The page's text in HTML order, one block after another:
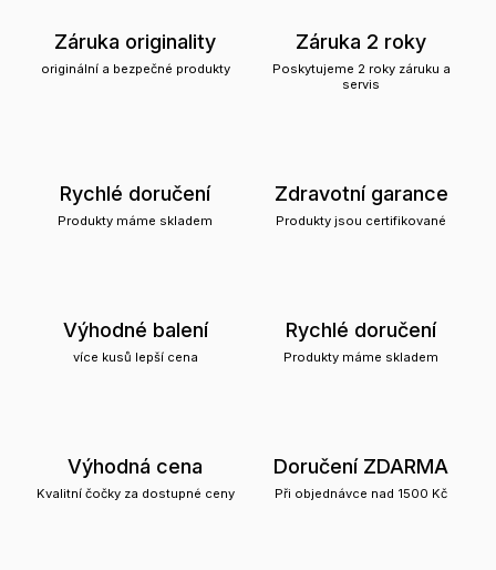
Záruka originality
originální a bezpečné produkty
Záruka 2 roky
Poskytujeme 2 roky záruku a
servis
Rychlé doručení
Produkty máme skladem
Zdravotní garance
Produkty jsou certifikované
Výhodné balení
více kusů lepší cena
Rychlé doručení
Produkty máme skladem
Výhodná cena
Kvalitní čočky za dostupné ceny
Doručení ZDARMA
Při objednávce nad 1500 Kč